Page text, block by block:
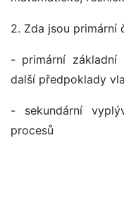
2. Zda jsou primární
- primární
další předpoklady
- sekundární
procesů